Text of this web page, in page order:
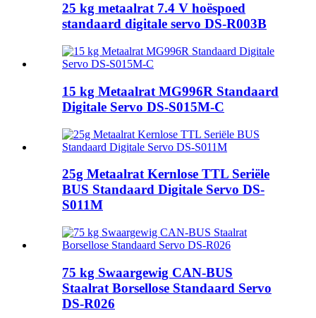
25 kg metaalrat 7.4 V hoëspoed
standaard digitale servo DS-R003B
15 kg Metaalrat MG996R Standaard
Digitale Servo DS-S015M-C
25g Metaalrat Kernlose TTL Seriële
BUS Standaard Digitale Servo DS-
S011M
75 kg Swaargewig CAN-BUS
Staalrat Borsellose Standaard Servo
DS-R026